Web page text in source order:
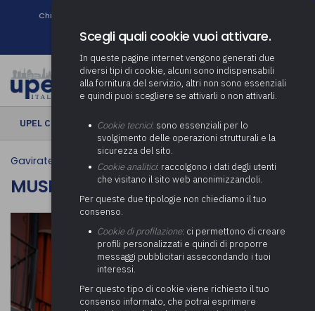
Chi siamo
Newsletter
UPEL CULTURA › Museo della Pipa
Gavirate
MUSEO DELLA PIPA
Scegli quali cookie vuoi attivare.
In queste pagine internet vengono generati due
diversi tipi di cookie, alcuni sono indispensabili
alla fornitura del servizio, altri non sono essenziali
e quindi puoi scegliere se attivarli o non attivarli.
Cookie tecnici: sono essenziali per lo
svolgimento delle operazioni strutturali e la
sicurezza del sito.
Cookie analitici: raccolgono i dati degli utenti
che visitano il sito web anonimizzandoli.
Per queste due tipologie non chiediamo il tuo
consenso.
Cookie di profilazione: ci permettono di creare
profili personalizzati e quindi di proporre
messaggi pubblicitari assecondando i tuoi
interessi.
Per questo tipo di cookie viene richiesto il tuo
consenso informato, che potrai esprimere